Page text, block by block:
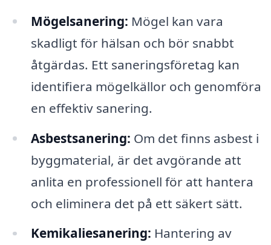
Mögelsanering: Mögel kan vara
skadligt för hälsan och bör snabbt
åtgärdas. Ett saneringsföretag kan
identifiera mögelkällor och genomföra
en effektiv sanering.
Asbestsanering: Om det finns asbest i
byggmaterial, är det avgörande att
anlita en professionell för att hantera
och eliminera det på ett säkert sätt.
Kemikaliesanering: Hantering av